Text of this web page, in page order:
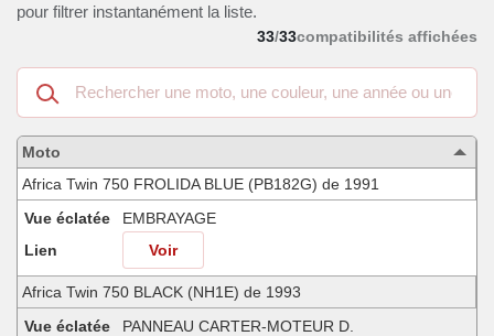
pour filtrer instantanément la liste.
33/33compatibilités affichées
Recherche
dans
les
motos
compatibles
Moto
Africa Twin 750 FROLIDA BLUE (PB182G) de 1991
Vue éclatée
EMBRAYAGE
Lien
Voir
Africa Twin 750 BLACK (NH1E) de 1993
Vue éclatée
PANNEAU CARTER-MOTEUR D.